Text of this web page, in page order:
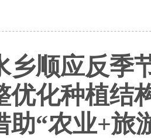
乡顺应反季
优化种植结
助“农业+旅